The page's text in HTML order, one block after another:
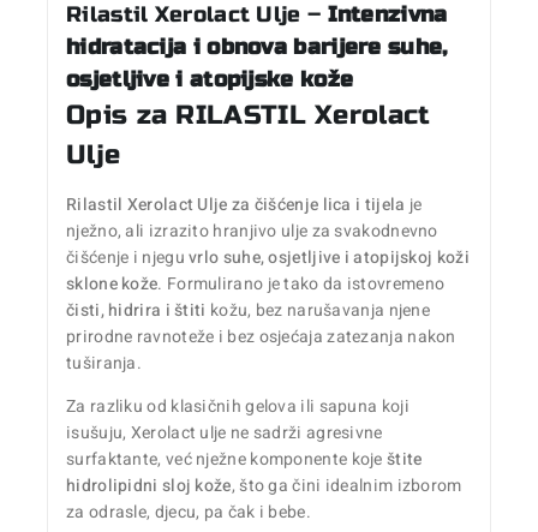
Rilastil Xerolact Ulje – Intenzivna
hidratacija i obnova barijere suhe,
osjetljive i atopijske kože
Opis za RILASTIL Xerolact
Ulje
Rilastil Xerolact Ulje za čišćenje lica i tijela je
nježno, ali izrazito hranjivo ulje za svakodnevno
čišćenje i njeguvrlo suhe, osjetljive i atopijskoj koži
sklone kože. Formulirano je tako da istovremeno
čisti, hidrira i štiti kožu, bez narušavanja njene
prirodne ravnoteže i bez osjećaja zatezanja nakon
tuširanja.
Za razliku od klasičnih gelova ili sapuna koji
isušuju, Xerolact ulje ne sadrži agresivne
surfaktante, već nježne komponente koještite
hidrolipidni sloj kože, što ga čini idealnim izborom
za odrasle, djecu, pa čak i bebe.